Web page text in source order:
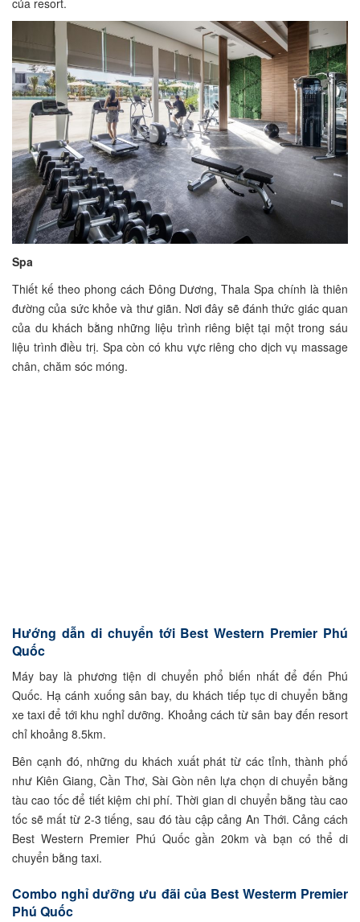
của resort.
Spa
Thiết kế theo phong cách Đông Dương, Thala Spa chính là thiên
đường của sức khỏe và thư giãn. Nơi đây sẽ đánh thức giác quan
của du khách bằng những liệu trình riêng biệt tại một trong sáu
liệu trình điều trị. Spa còn có khu vực riêng cho dịch vụ massage
chân, chăm sóc móng.
Hướng dẫn di chuyển tới Best Western Premier Phú
Quốc
Máy bay là phương tiện di chuyển phổ biến nhất để đến Phú
Quốc. Hạ cánh xuống sân bay, du khách tiếp tục di chuyển bằng
xe taxi để tới khu nghỉ dưỡng. Khoảng cách từ sân bay đến resort
chỉ khoảng 8.5km.
Bên cạnh đó, những du khách xuất phát từ các tỉnh, thành phố
như Kiên Giang, Cần Thơ, Sài Gòn nên lựa chọn di chuyển bằng
tàu cao tốc để tiết kiệm chi phí. Thời gian di chuyển bằng tàu cao
tốc sẽ mất từ 2-3 tiếng, sau đó tàu cập cảng An Thới. Cảng cách
Best Western Premier Phú Quốc gần 20km và bạn có thể di
chuyển bằng taxi.
Combo nghỉ dưỡng ưu đãi của Best Westerm Premier
Phú Quốc